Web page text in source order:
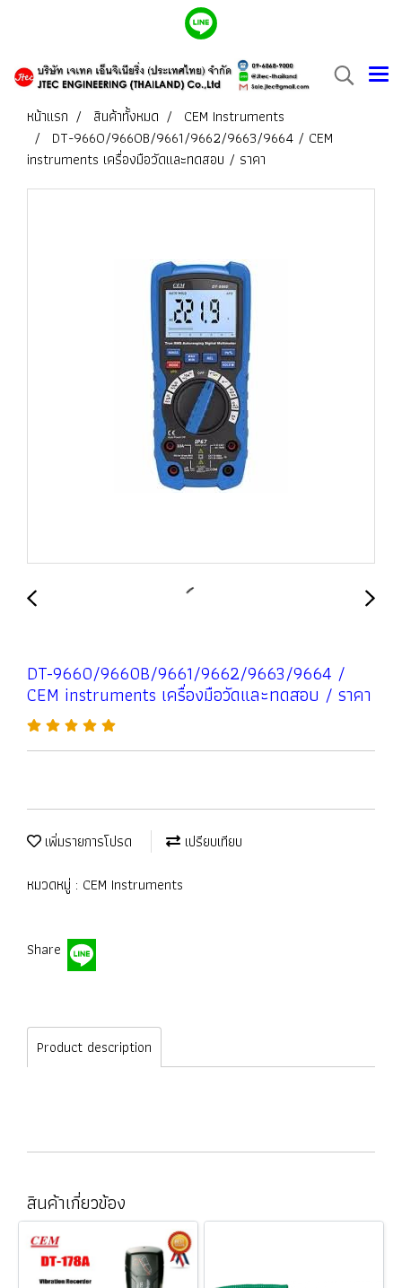
หน้าแรก สินค้าทั้งหมด
CEM Instruments
DT-9660/9660B/9661/9662/9663/9664 / CEM
instruments เครื่องมือวัดและทดสอบ / ราคา
DT-9660/9660B/9661/9662/9663/9664 /
CEM instruments เครื่องมือวัดและทดสอบ / ราคา
เพิ่มรายการโปรด
เปรียบเทียบ
หมวดหมู่ : CEM Instruments
Share
Product description
สินค้าเกี่ยวข้อง